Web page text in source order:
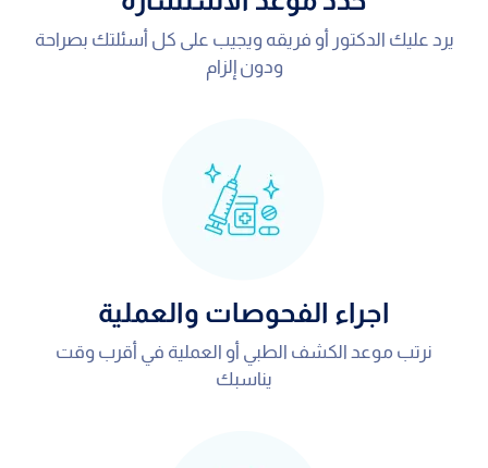
يرد عليك الدكتور أو فريقه ويجيب على كل أسئلتك بصراحة
ودون إلزام
اجراء الفحوصات والعملية
نرتب موعد الكشف الطبي أو العملية في أقرب وقت
يناسبك